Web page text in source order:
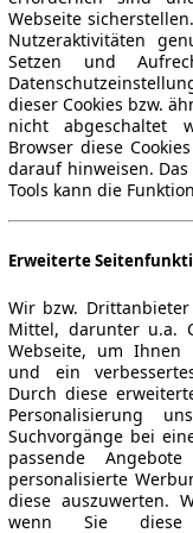
Gewähr.
Webseite
Nutzeraktivitäten
Setzen und
dieser Cookies bzw.
nicht abgeschaltet
Browser diese
darauf hinweisen.
Tools kann die
Erweiterte
Wir bzw.
Mittel, darunter u.a.
Webseite, um Ihnen
und ein
Durch diese
Personalisierung
Suchvorgänge bei
passende
personalisierte
diese auszuwerten.
wenn Sie diese